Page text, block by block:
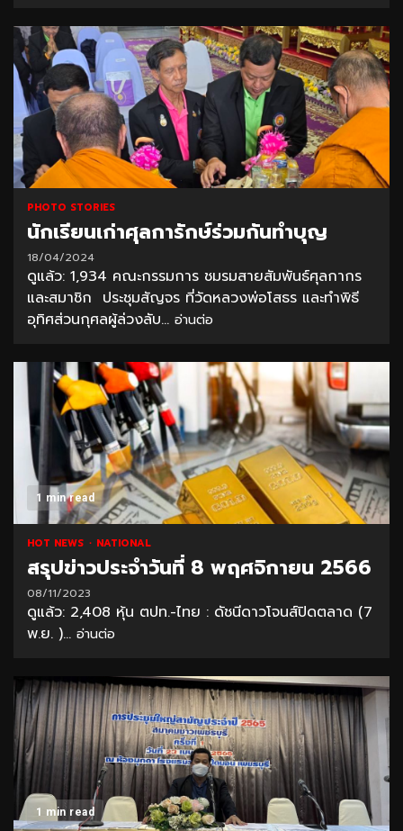
PHOTO STORIES
นักเรียนเก่าศุลการักษ์ร่วมกันทำบุญ
18/04/2024
ดูแล้ว: 1,934 คณะกรรมการ ชมรมสายสัมพันธ์ศุลกากร
และสมาชิก ประชุมสัญจร ที่วัดหลวงพ่อโสธร และทําพิธี
อุทิศส่วนกุศลผู้ล่วงลับ... อ่านต่อ
1 min read
HOT NEWS NATIONAL
สรุปข่าวประจำวันที่ 8 พฤศจิกายน 2566
08/11/2023
ดูแล้ว: 2,408 หุ้น ตปท.-ไทย : ดัชนีดาวโจนส์ปิดตลาด (7
พ.ย. )... อ่านต่อ
1 min read